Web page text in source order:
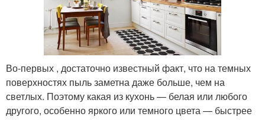
Во-первых , достаточно известный факт, что на темных
поверхностях пыль заметна даже больше, чем на
светлых. Поэтому какая из кухонь — белая или любого
другого, особенно яркого или темного цвета — быстрее